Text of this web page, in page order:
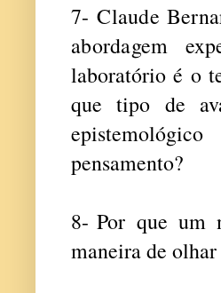
7- Claude
abordagem
laboratório é o
que tipo de
pensamento?
8- Por que um
maneira de